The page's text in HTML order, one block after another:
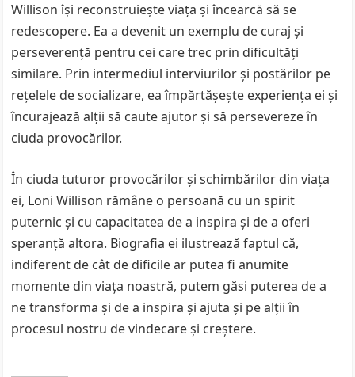
Willison își reconstruiește viața și încearcă să se
redescopere. Ea a devenit un exemplu de curaj și
perseverență pentru cei care trec prin dificultăți
similare. Prin intermediul interviurilor și postărilor pe
rețelele de socializare, ea împărtășește experiența ei și
încurajează alții să caute ajutor și să persevereze în
ciuda provocărilor.
În ciuda tuturor provocărilor și schimbărilor din viața
ei, Loni Willison rămâne o persoană cu un spirit
puternic și cu capacitatea de a inspira și de a oferi
speranță altora. Biografia ei ilustrează faptul că,
indiferent de cât de dificile ar putea fi anumite
momente din viața noastră, putem găsi puterea de a
ne transforma și de a inspira și ajuta și pe alții în
procesul nostru de vindecare și creștere.